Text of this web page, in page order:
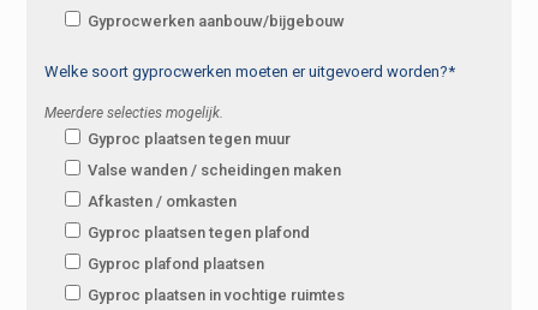
Gyprocwerken aanbouw/bijgebouw
Welke soort gyprocwerken moeten er uitgevoerd worden?*
Meerdere selecties mogelijk.
Gyproc plaatsen tegen muur
Valse wanden / scheidingen maken
Afkasten / omkasten
Gyproc plaatsen tegen plafond
Gyproc plafond plaatsen
Gyproc plaatsen in vochtige ruimtes